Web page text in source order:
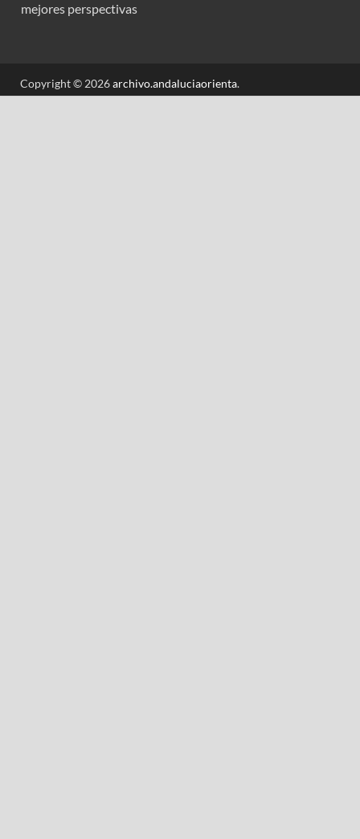
mejores perspectivas
Copyright © 2026archivo.andaluciaorienta.